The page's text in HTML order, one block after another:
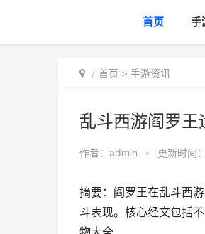
首页 手
首页 > 手游资讯
乱斗西游阎罗
作者： admin • 更新时间
摘要：阎罗王在乱斗西
斗表现。核心经文包括